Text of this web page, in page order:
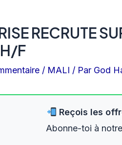
RECRUTE
H/F
/ MALI / Par God
Reçois les
Abonne-toi à